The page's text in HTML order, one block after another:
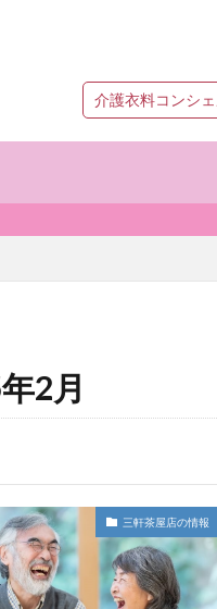
介護衣料コンシ
2月
三軒茶屋店の情報